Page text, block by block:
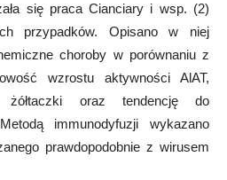
się praca Cianciary i wsp. (2)
przypadków. Opisano w niej
choroby w porównaniu z
wzrostu aktywności AlAT,
żółtaczki oraz tendencję do
immunodyfuzji wykazano
prawdopodobnie z wirusem